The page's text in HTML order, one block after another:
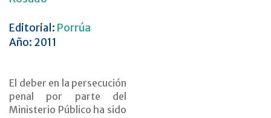
Editorial: Porrúa
Año: 2011
El deber en la persecución
penal por parte del
Ministerio Público ha sido